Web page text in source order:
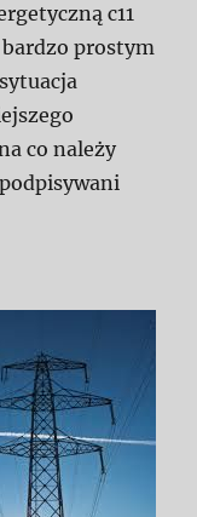
c11
prostym
co należy